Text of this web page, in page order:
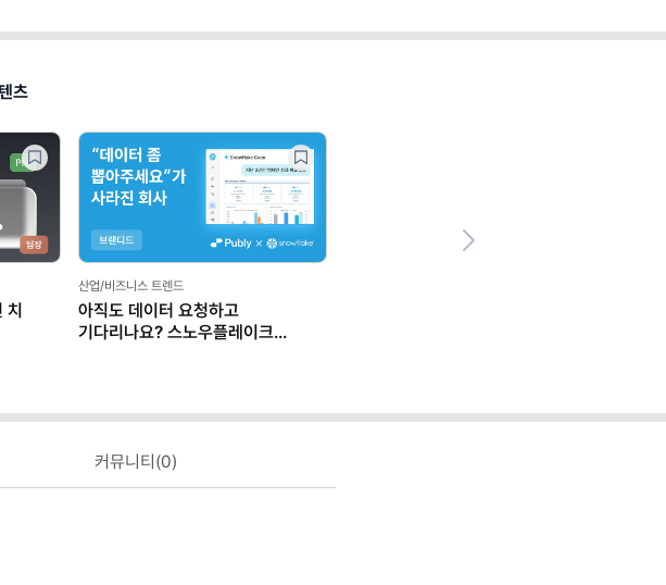
츠
치
산업/비즈니스 트렌드
아직도 데이터 요청하고
기다리나요? 스노우플레이크
커뮤니티(0)